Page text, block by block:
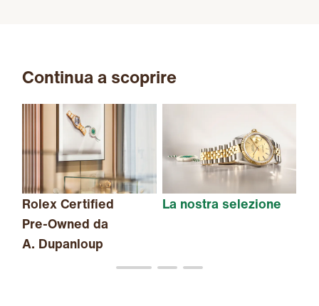
Continua a scoprire
Rolex Certified
Pre-Owned da
A. Dupanloup
La nostra selezione